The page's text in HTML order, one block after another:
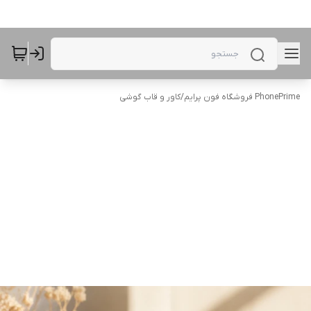
PhonePrime فروشگاه فون پرایم /کاور و قاب گوشی